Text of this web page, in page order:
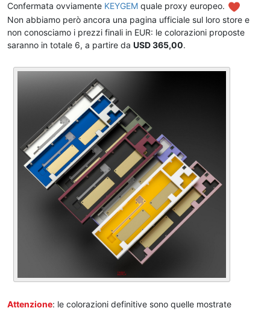
Confermata ovviamente KEYGEM quale proxy europeo.
Non abbiamo però ancora una pagina ufficiale sul loro store e
non conosciamo i prezzi finali in EUR: le colorazioni proposte
saranno in totale 6, a partire da USD 365,00.
Attenzione: le colorazioni definitive sono quelle mostrate